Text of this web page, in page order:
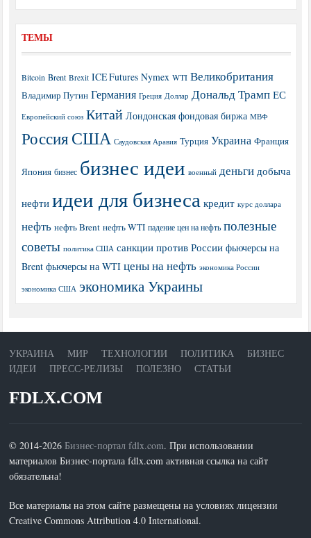
ТЕМЫ
Bitcoin Brent Brexit ICE Futures Nymex WTI Великобритания
Владимир Путин Германия Греция Доллар Дональд Трамп ЕС
Европейский союз Китай Лондонская фондовая биржа МВФ
РоссияСША Саудовская Аравия Турция Украина Франция
Япония бизнес бизнес идеи военный деньги добыча
нефти идеи для бизнеса кредит курс доллара
нефть нефть Brent нефть WTI падение цен на нефть полезные
советы политика США санкции против России фьючерсы на
Brent фьючерсы на WTI цены на нефть экономика России
экономика США экономика Украины
УКРАИНА МИР ТЕХНОЛОГИИ ПОЛИТИКА
БИЗНЕС
ИДЕИ
ПРЕСС-РЕЛИЗЫ ПОЛЕЗНО СТАТЬИ
FDLX.COM
© 2014-2026Бизнес-портал fdlx.com. При использовании
материалов Бизнес-портала fdlx.com активная ссылка на сайт
обязательна!
Все материалы на этом сайте размещены на условиях лицензии
Creative Commons Attribution 4.0 International.